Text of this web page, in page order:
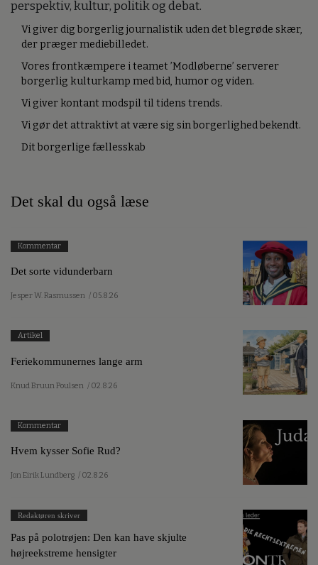
perspektiv, kultur, politik og debat.
Vi giver dig borgerlig journalistik uden det blegrøde skær,
der præger mediebilledet.
Vores frontkæmpere i teamet ’Modløberne’ serverer
borgerlig kulturkamp med bid, humor og viden.
Vi giver kontant modspil til tidens trends.
Vi gør det attraktivt at være sig sin borgerlighed bekendt.
Dit borgerlige fællesskab
Det skal du også læse
Kommentar
Det sorte vidunderbarn
Jesper W. Rasmussen / 05.8.26
Artikel
Feriekommunernes lange arm
Knud Bruun Poulsen / 02.8.26
Kommentar
Hvem kysser Sofie Rud?
Jon Eirik Lundberg / 02.8.26
Redaktøren skriver
Pas på polotrøjen: Den kan have skjulte
højreekstreme hensigter